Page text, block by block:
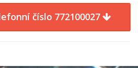
číslo 772100027